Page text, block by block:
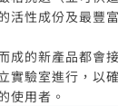
活性成份及最豐
成的新產品都會
實驗室進行，以
使用者。